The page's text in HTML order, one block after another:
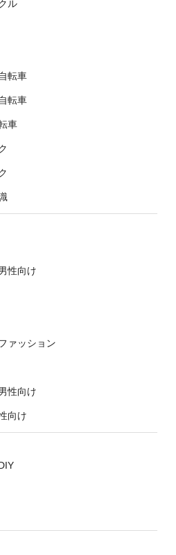
ル
転車
転車
車
性向け
ァッション
性向け
向け